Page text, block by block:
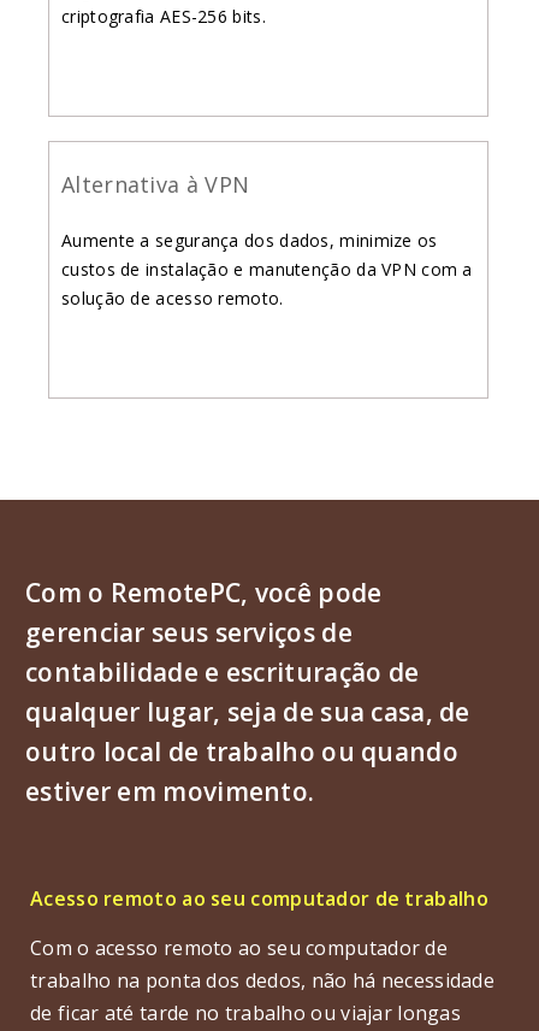
criptografia AES-256 bits.
Alternativa à VPN
Aumente a segurança dos dados, minimize os
custos de instalação e manutenção da VPN com a
solução de acesso remoto.
Com o RemotePC, você pode
gerenciar seus serviços de
contabilidade e escrituração de
qualquer lugar, seja de sua casa, de
outro local de trabalho ou quando
estiver em movimento.
Acesso remoto ao seu computador de trabalho
Com o acesso remoto ao seu computador de
trabalho na ponta dos dedos, não há necessidade
de ficar até tarde no trabalho ou viajar longas